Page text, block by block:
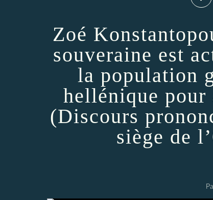
Zoé
souveraine est
la population
hellénique
(Discours
siège de